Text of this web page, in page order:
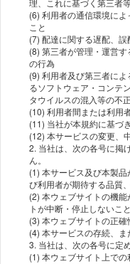
理、これに基づく第三者
(6) 利⽤者の通信環境に
こと
(7) 配達に関する遅配、
(8) 第三者が管理・運営
の⾏為
(9) 利⽤者及び第三者に
るソフトウェア・コンテ
タウイルスの混⼊等の不
(10) 利⽤者間または利⽤
(11) 当社が本規約に基づ
(12) 本サービスの変更、
2. 当社は、次の各号に掲
ん。
(1) 本サービス及び本製
び利⽤者が期待する品質
(2) 本ウェブサイトの機
トが中断・停⽌しないこと
(3) 本ウェブサイトの正
(4) 本サービスの存続、
3. 当社は、次の各号に定
(1) 本ウェブサイト上で